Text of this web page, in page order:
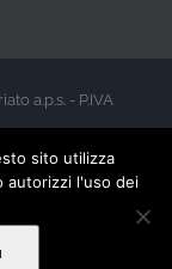
a.p.s. - P.IVA
sito utilizza
autorizzi l'uso dei